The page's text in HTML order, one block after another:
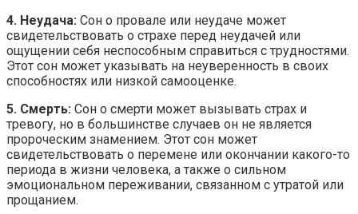
4. Неудача: Сон о провале или неудаче может
свидетельствовать о страхе перед неудачей или
ощущении себя неспособным справиться с трудностями.
Этот сон может указывать на неуверенность в своих
способностях или низкой самооценке.
5. Смерть: Сон о смерти может вызывать страх и
тревогу, но в большинстве случаев он не является
пророческим знамением. Этот сон может
свидетельствовать о перемене или окончании какого-то
периода в жизни человека, а также о сильном
эмоциональном переживании, связанном с утратой или
прощанием.